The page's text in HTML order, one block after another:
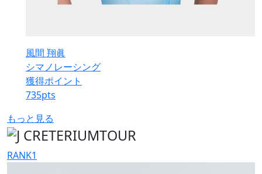
風間 翔眞
シマノレーシング
獲得ポイント
735pts
もっと見る
RANK1